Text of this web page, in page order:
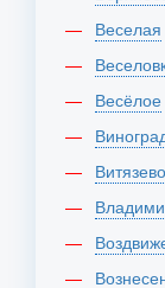
Веселая
Весёлое
Витязево